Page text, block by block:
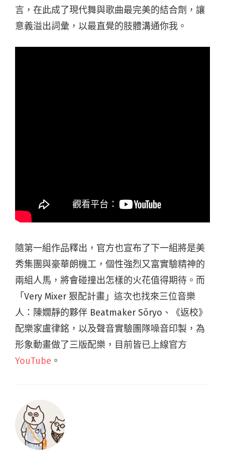
言，在此成了現代舞與歌曲最完美的結合劑，讓
意義溢出詞彙，以最直覺的肢體溝通你我。
隨第一組作品釋出，官方也宣布了下一組將是美
秀集團與豪華朗機工，個性強烈又富實驗精神的
兩組人馬，將會碰撞出怎樣的火花值得期待。而
「Very Mixer 狠配計畫」這次也找來三位音樂
人：陳嫺靜的夥伴 Beatmaker Sōryo、《返校》
配樂家盧律銘，以及聲音實驗團隊噪音印製，為
形象動畫做了三版配樂，目前皆已上線官方
YouTube 。